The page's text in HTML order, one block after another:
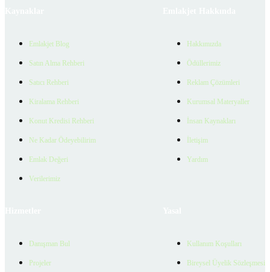
Emlakjet Blog
Satın Alma Rehberi
Satıcı Rehberi
Kiralama Rehberi
Konut Kredisi Rehberi
Ne Kadar Ödeyebilirim
Emlak Değeri
Verilerimiz
Hakkımızda
Ödüllerimiz
Reklam Çözümleri
Kurumsal Materyaller
İnsan Kaynakları
İletişim
Yardım
Danışman Bul
Projeler
Kullanım Koşulları
Bireysel Üyelik Sözleşmesi